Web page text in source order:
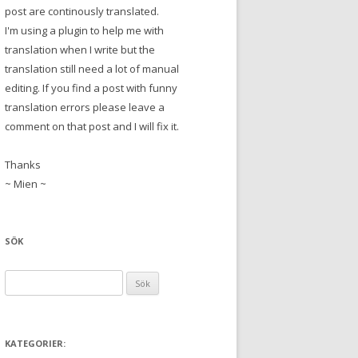
post are continously translated.
I'm using a plugin to help me with
translation when I write but the
translation still need a lot of manual
editing. If you find a post with funny
translation errors please leave a
comment on that post and I will fix it.
Thanks
~ Mien ~
SÖK
ö
e
KATEGORIER: